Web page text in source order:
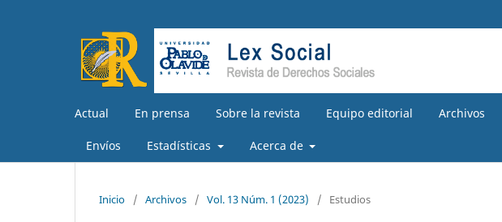
Actual En prensa Sobre la revista Equipo editorial Archivos
Envíos Estadísticas Acerca de
Inicio / Archivos / Vol. 13 Núm. 1 (2023) / Estudios